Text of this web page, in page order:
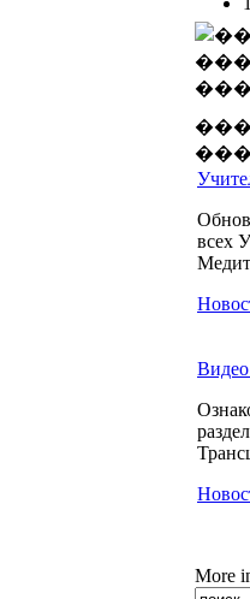
всех
More